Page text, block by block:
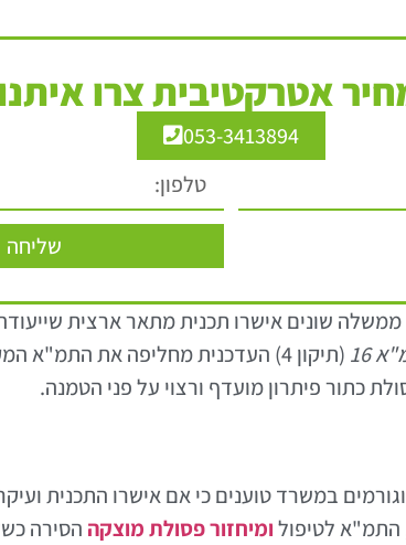
אטרקטיבית צרו
053-3413894
שליחה
הסביבה וגורמי ממשלה שונים אישרו תכנית מתאר
16
כתור פיתרון מועדף ורצוי על פני הטמנה.
המשרד להגנת הסביבה בירך את אישורה של תמ"א 16 וגורמים במשרד טוענים
התמ"א לטיפולומיחזור פסולת מוצקה הסירה